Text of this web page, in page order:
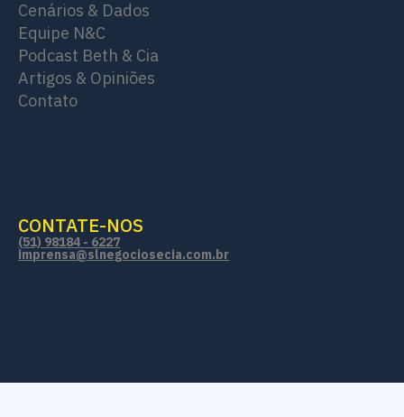
Cenários & Dados
Equipe N&C
Podcast Beth & Cia
Artigos & Opiniões
Contato
CONTATE-NOS
(51) 98184 - 6227
imprensa@slnegociosecia.com.br